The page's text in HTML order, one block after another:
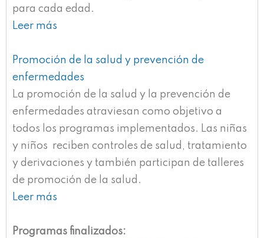
para cada edad.
Leer más
Promoción de la salud y prevención de
enfermedades
La promoción de la salud y la prevención de
enfermedades atraviesan como objetivo a
todos los programas implementados. Las niñas
y niños reciben controles de salud, tratamiento
y derivaciones y también participan de talleres
de promoción de la salud.
Leer más
Programas finalizados: